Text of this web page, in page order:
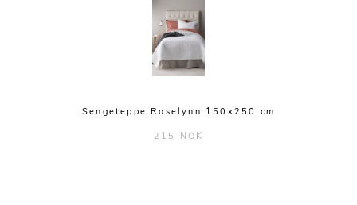
Sengeteppe Roselynn 150x250 cm
215 NOK